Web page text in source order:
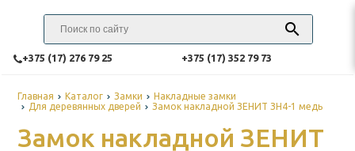
‎+375 (17) 276 79 25 ‎+375 (17) 352 79 73
Главная Каталог Замки
Накладные замки
Для деревянных дверей
Замок накладной ЗЕНИТ ЗН4-1 медь
Замок накладной ЗЕНИТ